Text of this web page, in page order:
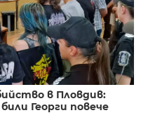
в Пловдив:
Георги повече